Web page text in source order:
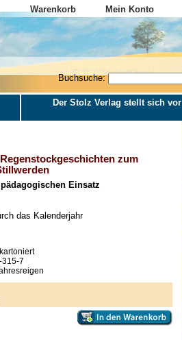
Warenkorb Mein Konto
Buchsuche:
Der Stolz Verlag stellt sich vor
zum
Einsatz
das Kalenderjahr
315-7